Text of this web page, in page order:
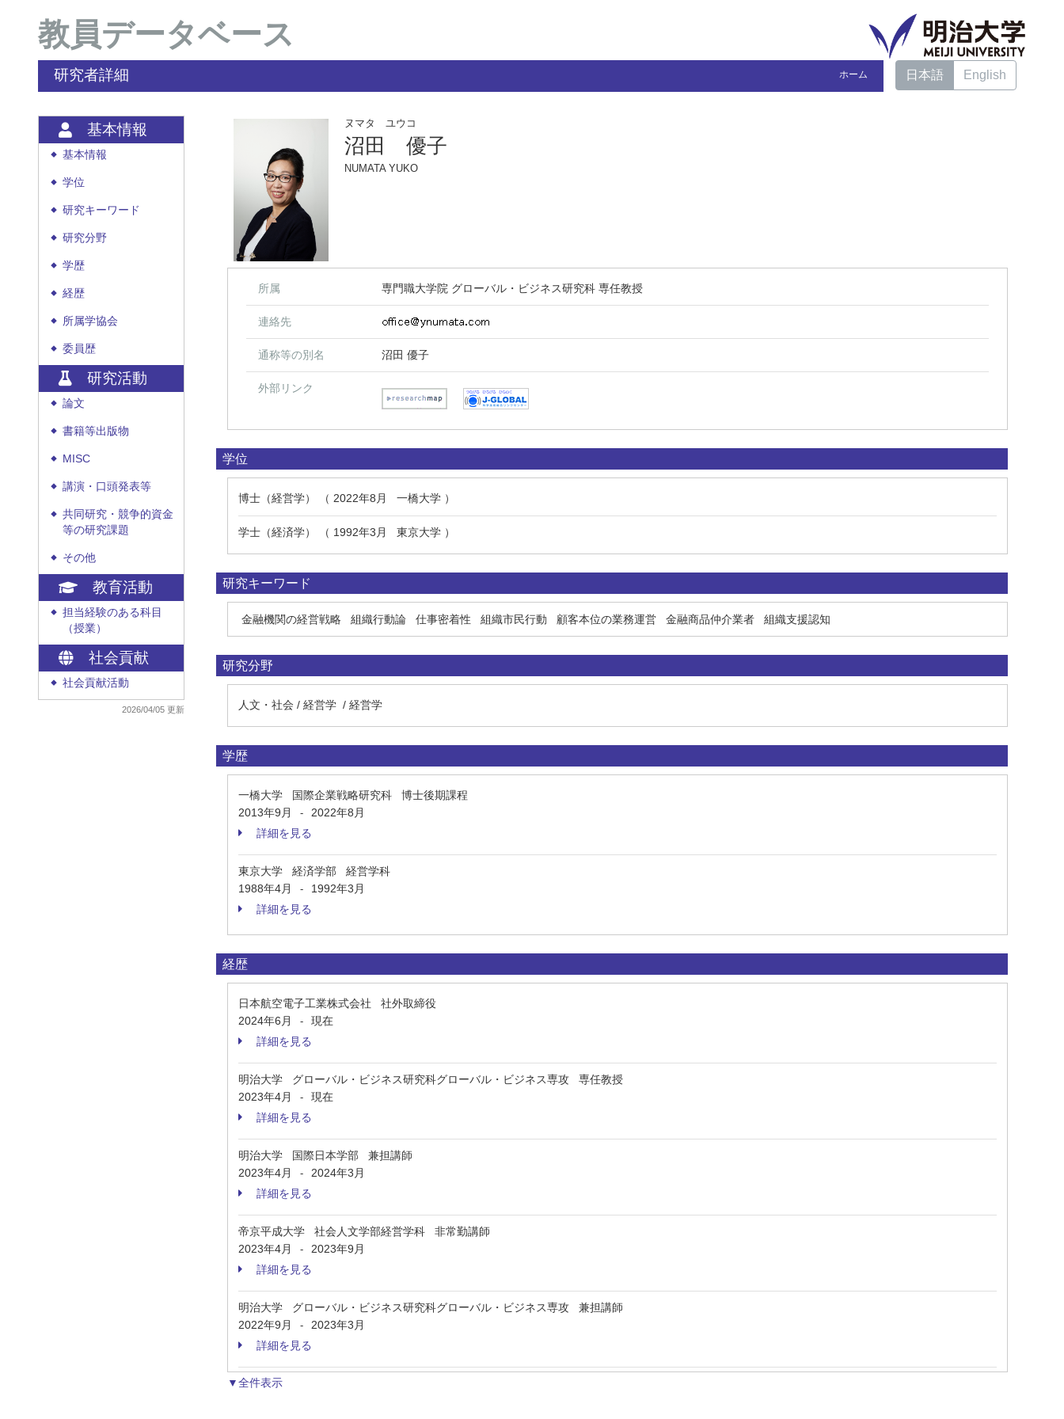
教員データベース
研究者詳細 ホーム 日本語 English
基本情報
◆ 基本情報
◆ 学位
◆ 研究キーワード
◆ 研究分野
◆ 学歴
◆ 経歴
◆ 所属学協会
◆ 委員歴
研究活動
◆ 論文
◆ 書籍等出版物
◆ MISC
◆ 講演・口頭発表等
◆
共同研究・競争的資金
等の研究課題
◆ その他
教育活動
◆
担当経験のある科目
（授業）
社会貢献
◆ 社会貢献活動
2026/04/05 更新
ヌマタ ユウコ
沼田 優子
NUMATA YUKO
所属 専門職大学院 グローバル・ビジネス研究科 専任教授
連絡先
通称等の別名 沼田 優子
外部リンク
学位
博士（経営学） （ 2022年8月 一橋大学 ）
学士（経済学） （ 1992年3月 東京大学 ）
研究キーワード
金融機関の経営戦略 組織行動論 仕事密着性 組織市民行動 顧客本位の業務運営 金融商品仲介業者 組織支援認知
研究分野
人文・社会 / 経営学 / 経営学
学歴
一橋大学 国際企業戦略研究科 博士後期課程
2013年9月
-
2022年8月
詳細を見る
東京大学 経済学部 経営学科
1988年4月
-
1992年3月
詳細を見る
経歴
日本航空電子工業株式会社 社外取締役
2024年6月
-
現在
詳細を見る
明治大学 グローバル・ビジネス研究科グローバル・ビジネス専攻 専任教授
2023年4月
-
現在
詳細を見る
明治大学 国際日本学部 兼担講師
2023年4月
-
2024年3月
詳細を見る
帝京平成大学 社会人文学部経営学科 非常勤講師
2023年4月
-
2023年9月
詳細を見る
明治大学 グローバル・ビジネス研究科グローバル・ビジネス専攻 兼担講師
2022年9月
-
2023年3月
詳細を見る
▼全件表示